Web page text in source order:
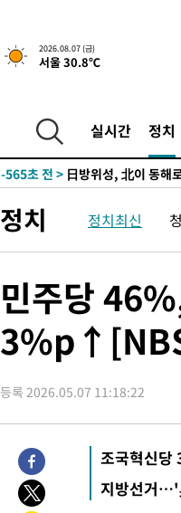
2026.08.07 (금)
서울 30.8℃
실시간 정치
합)
-17723초 전 >[속보] 뉴욕증시,
-16516초 전 >축구협회, 15년 전
-797초 전 >
[속보]합참 "北 발사
-545초 전 >
17분 전 >[속보] SKT, 에이닷 서
37분 전 >
'낮 최고 39도' 불볕더
37분 전 >[속보]7~9일 프로야구
46분 전 >'월드컵 탈락 후폭풍'
48분 전 >
서울 낮 37.9도, 올여
56분 전 >[속보]종합특검, 대검 추
2시간 전 >[속보]코스피, 301.88
2시간 전 >[속보]원·달러 환율,
2시간 전 >
"여기 떨어졌다"…다
3시간 전 >
손흥민, 5경기 연속골
5시간 전 >
내일까지 39도 '펄펄
정치 정치최신
민주당
등록 2026.05.07 11:18:22
조국혁신당
지방선거